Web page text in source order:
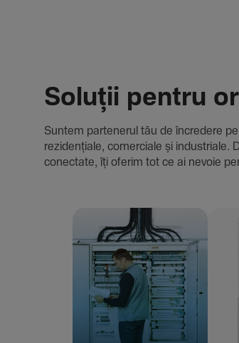
Soluții pentru
Suntem parte­nerul tău de încre­dere
rezi­den­țiale, comer­ciale și indus­triale.
conec­tate, îți oferim tot ce ai nevoie